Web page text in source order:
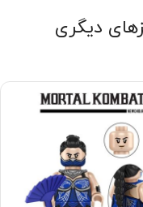
دیگری